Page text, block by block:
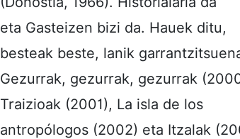
eta Gasteizen bizi da. Hauek ditu,
besteak beste, lanik
Gezurrak, gezurrak, gezurrak
Traizioak (2001), La isla de los
antropólogos (2002) eta Itzalak